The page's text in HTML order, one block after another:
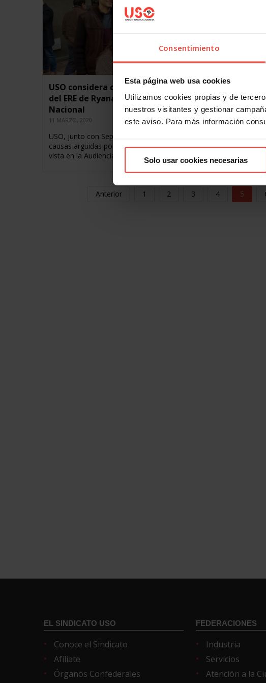
Consentimiento
Esta página web usa cookies
Utilizamos cookies propias y de
nuestros visitantes y gestionar
este aviso. Para más información
Solo usar cookies necesarias
USO considera demostradas las irregularidades
del ERE de Ryanair en Canarias en la Audiencia
Nacional
11 MARZO, 2020
USO, junto con Sepla y Sictpla, ha desmontado en la vista las
causas argüidas por Ryanair para cerrar las bases Tras la
vista en la Audiencia…
Anterior 1 2 3 4 5
EL SINDICATO USO
Conoce el Sindicato
Afíliate
Órganos Confederales
FEDERACIONES
Industria
Servicios
Atención a la